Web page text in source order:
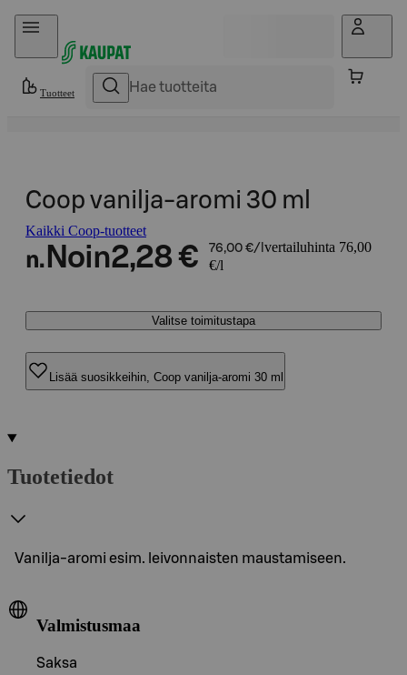
Hyppää sisältöön
Tuotteet
Coop vanilja-aromi 30 ml
Kaikki Coop-tuotteet
n. Noin2,28 € 76,00 €/l vertailuhinta 76,00
€/l
Valitse toimitustapa
Lisää suosikkeihin, Coop vanilja-aromi 30 ml
Tuotetiedot
Vanilja-aromi esim. leivonnaisten maustamiseen.
Valmistusmaa
Saksa